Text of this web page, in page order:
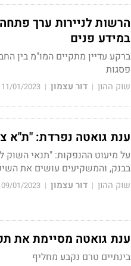
הרשות לניירות ערך
במידע פנים
ברקע עדיין מתקיים המו"מ בין
פסגות
שוק ההון | דור עצמון |
11/01/2023
ענת גואטה נפרדת: "ת"א
על מיעוט ההנפקות: "תנאי
בבנק, והמשקיעים עושים את
שוק ההון | דור עצמון |
09/01/2023
ענת גואטה מסיימת את
בינתיים טרם נקבע מחליף